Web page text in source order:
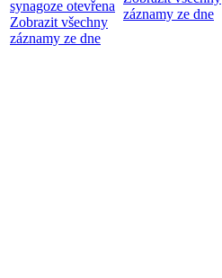
synagoze otevřena
Zobrazit všechny
záznamy ze dne
záznamy ze dne